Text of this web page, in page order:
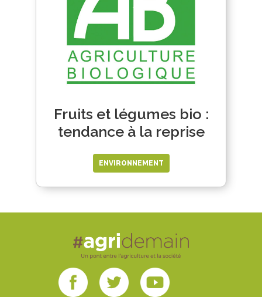
Fruits et légumes bio :
tendance à la reprise
ENVIRONNEMENT